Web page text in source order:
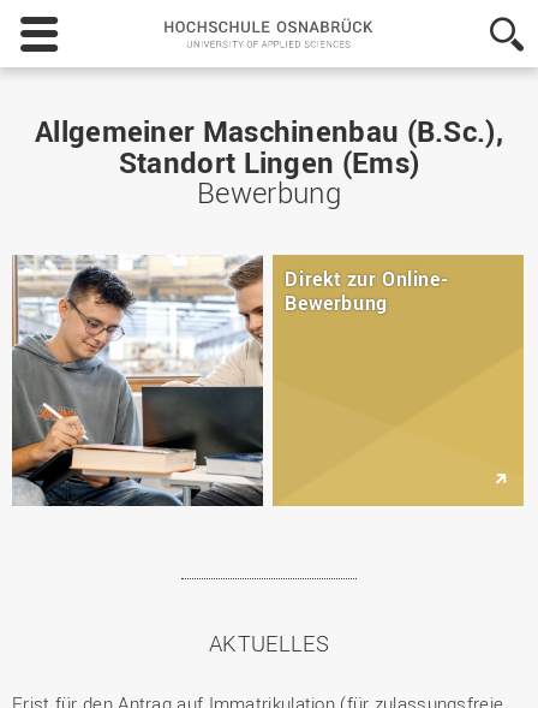
Hochschule
Osnabrück
-
of
Applied
Allgemeiner Maschinenbau (B.Sc.),
Standort Lingen (Ems)
Bewerbung
Direkt zur Online-
Bewerbung
AKTUELLES
Frist für den Antrag auf Immatrikulation (für zulassungsfreie